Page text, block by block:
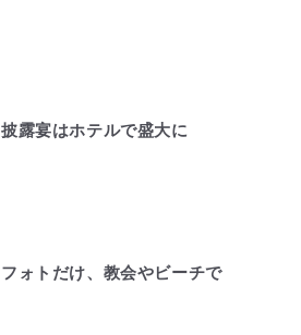
披露宴はホテルで盛大に
フォトだけ、教会やビーチで